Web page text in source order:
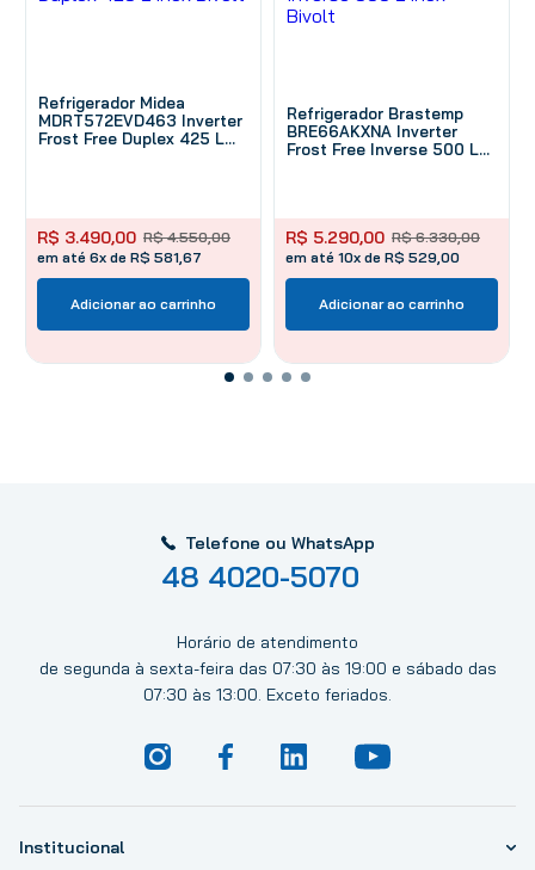
Refrigerador Midea
MDRT572EVD463 Inverter
Frost Free Duplex 425 L
R$ 4.550,00
R$ 3.490,00
em até 6x de R$ 581,67
Adicionar ao carrinho
Refrigerador Brastemp
BRE66AKXNA Inverter
Frost Free Inverse 500 L
R$ 6.330,00
R$ 5.290,00
em até 10x de R$ 529,00
Adicionar ao carrinho
Telefone ou WhatsApp
48 4020-5070
Horário de atendimento
de segunda à sexta-feira das 07:30 às 19:00 e sábado das
07:30 às 13:00. Exceto feriados.
Institucional